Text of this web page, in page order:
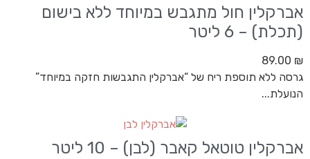
אברקלין חול מתגבש במיוחד ללא בישום
(תכלת) – 6 ליטר
89.00 ₪
גרסה ללא תוספת ריח של “אברקלין התגבשות חזקה במיוחד”
הנועלת...
אברקלין טוטאל קאבר (לבן) – 10 ליטר